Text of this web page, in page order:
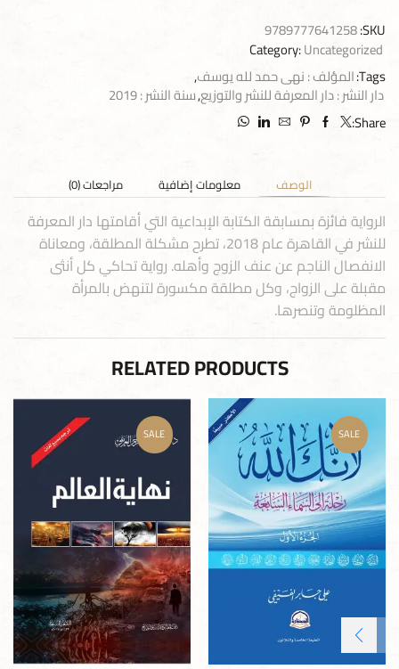
SKU:
9789777641258
Category:Uncategorized
Tags: المؤلف : نهى حمد لله يوسف,
دار النشر : دار المعرفة للنشر والتوزيع,سنة النشر : 2019
Share:
الوصف معلومات إضافية مراجعات (0)
الرواية فائزة بمسابقة الكتابة الإبداعية التي أقامتها دار المعرفة
للنشر في القاهرة عام 2018، تطرح مشكلة المطلقة، ومعاناة
الانفصال الناجم عن عنف الزوج وأهله. رواية تحاكي كل أنثى
مقبلة على الزواج، وكل مطلقة مكسورة لتنهض بالمرأة
المظلومة وتنصرها.
RELATED PRODUCTS
SALE
SALE